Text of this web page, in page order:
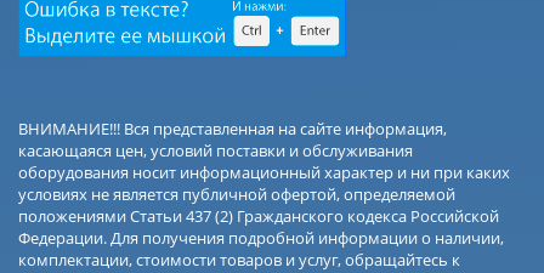
ВНИМАНИЕ!!! Вся представленная на сайте информация,
касающаяся цен, условий поставки и обслуживания
оборудования носит информационный характер и ни при каких
условиях не является публичной офертой, определяемой
положениями Статьи 437 (2) Гражданского кодекса Российской
Федерации. Для получения подробной информации о наличии,
комплектации, стоимости товаров и услуг, обращайтесь к